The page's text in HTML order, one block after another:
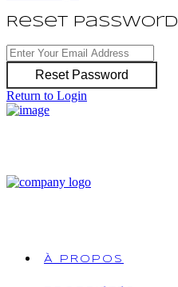
Reset Password
Reset Password
Return to Login
À PROPOS